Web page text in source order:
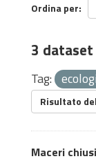
Ordina per
3
Tag:
Risultato
Maceri